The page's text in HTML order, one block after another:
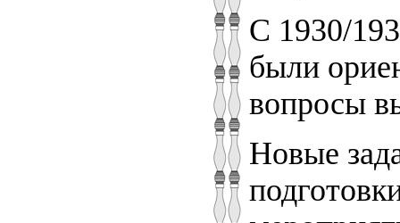
С 1930/
были
вопросы
Новые